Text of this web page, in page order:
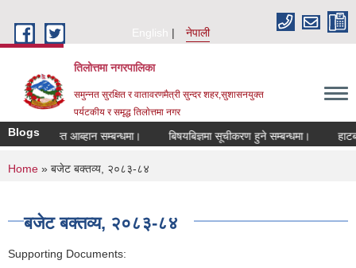
English
नेपाली
तिलोत्तमा नगरपालिका
समुन्नत सुरक्षित र वातावरणमैत्री सुन्दर शहर,सुशासनयुक्त
पर्यटकीय र समृद्ध तिलाेत्तमा नगर
Blogs
दरखास्त आब्हान सम्बन्धमा। बिषयबिज्ञमा सूचीकरण हुने सम्बन्धमा। हाटबजार
You are here
Home » बजेट बक्तव्य, २०८३-८४
बजेट बक्तव्य, २०८३-८४
Supporting Documents: